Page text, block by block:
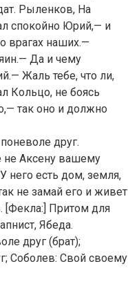
Рыленков, На
спокойно Юрий,— и
врагах наших.—
Да и чему
Жаль тебе, что ли,
Кольцо, не боясь
так оно и должно
друг.
не Аксену вашему
него есть дом, земля,
не замай его и живет
[Фекла:] Притом для
Ябеда.
друг (брат);
Соболев: Свой своему